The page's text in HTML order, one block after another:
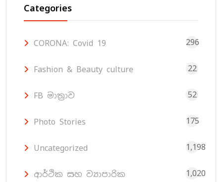
Categories
CORONA: Covid 19 296
Fashion & Beauty culture 22
FB මාත්‍රාව 52
Photo Stories 175
Uncategorized 1,198
ආර්ථික සහ ව්‍යාපාරික 1,020